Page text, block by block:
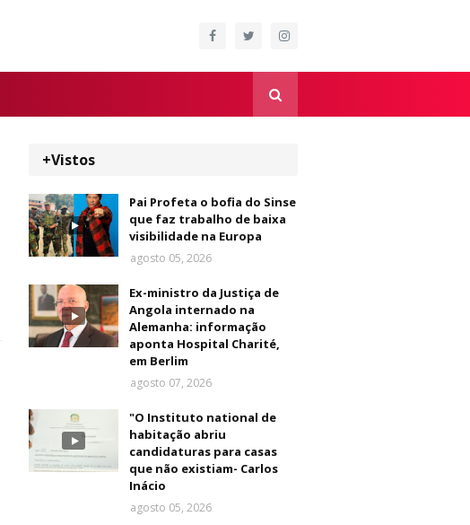
+Vistos
Pai Profeta o bofia do Sinse
que faz trabalho de baixa
visibilidade na Europa
agosto 05, 2026
Ex-ministro da Justiça de
Angola internado na
Alemanha: informação
aponta Hospital Charité,
em Berlim
agosto 07, 2026
"O Instituto national de
habitação abriu
candidaturas para casas
que não existiam- Carlos
Inácio
agosto 05, 2026